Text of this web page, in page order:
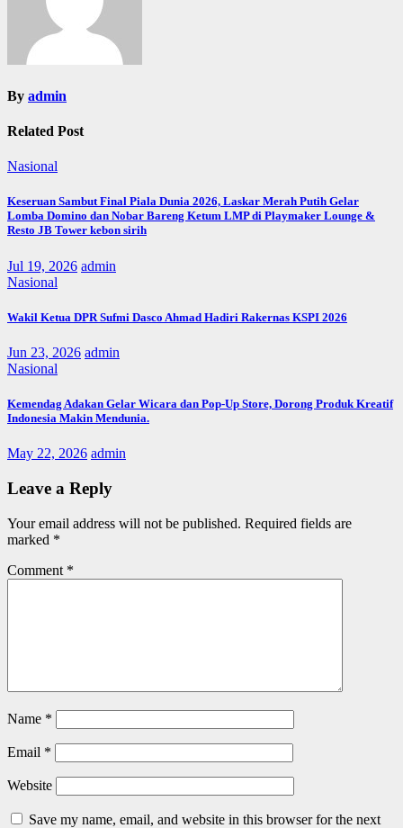
By admin
Related Post
Nasional
Keseruan Sambut Final Piala Dunia 2026, Laskar Merah Putih Gelar
Lomba Domino dan Nobar Bareng Ketum LMP di Playmaker Lounge &
Resto JB Tower kebon sirih
Jul 19, 2026 admin
Nasional
Wakil Ketua DPR Sufmi Dasco Ahmad Hadiri Rakernas KSPI 2026
Jun 23, 2026 admin
Nasional
Kemendag Adakan Gelar Wicara dan Pop-Up Store, Dorong Produk Kreatif
Indonesia Makin Mendunia.
May 22, 2026 admin
Leave a Reply
Your email address will not be published. Required fields are
marked *
Comment *
Name *
Email *
Website
Save my name, email, and website in this browser for the next